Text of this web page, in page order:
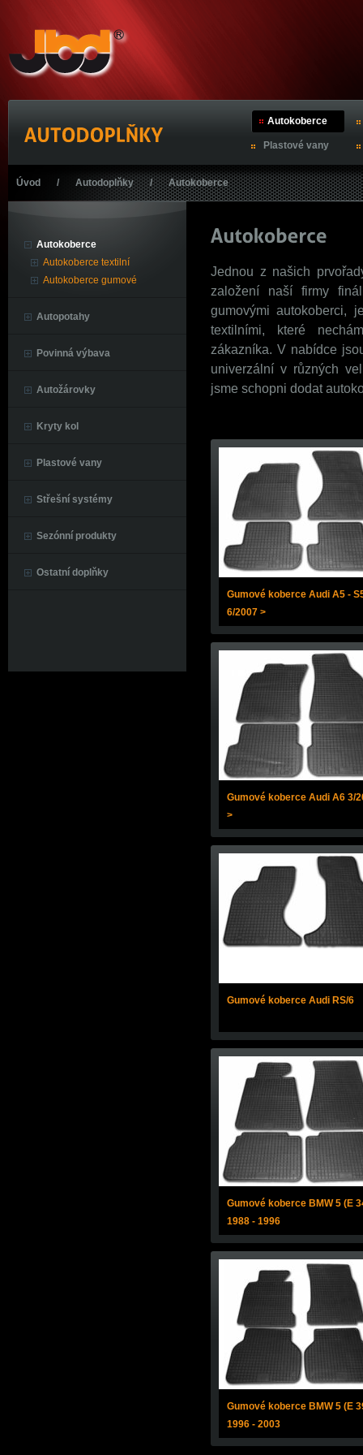
Autokoberce
Plastové vany
Úvod / Autodoplňky / Autokoberce
Autokoberce
Autokoberce textilní
Autokoberce gumové
Autopotahy
Povinná výbava
Autožárovky
Kryty kol
Plastové vany
Střešní systémy
Sezónní produkty
Ostatní doplňky
Jednou z našich
založení naší firmy
gumovými autokoberci,
textilními, které
zákazníka. V nabídce
univerzální v různých
jsme schopni dodat
Gumové koberce Audi A5 -
6/2007 >
Gumové koberce Audi A6 3/
>
Gumové koberce Audi RS/6
Gumové koberce BMW 5 (E
1988 - 1996
Gumové koberce BMW 5 (E
1996 - 2003